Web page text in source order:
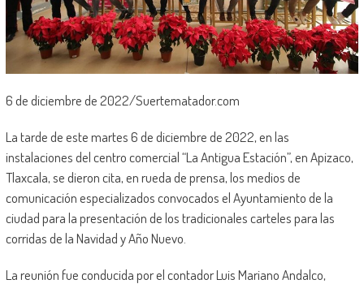
6 de diciembre de 2022/Suertematador.com
La tarde de este martes 6 de diciembre de 2022, en las
instalaciones del centro comercial “La Antigua Estación”, en Apizaco,
Tlaxcala, se dieron cita, en rueda de prensa, los medios de
comunicación especializados convocados el Ayuntamiento de la
ciudad para la presentación de los tradicionales carteles para las
corridas de la Navidad y Año Nuevo.
La reunión fue conducida por el contador Luis Mariano Andalco,